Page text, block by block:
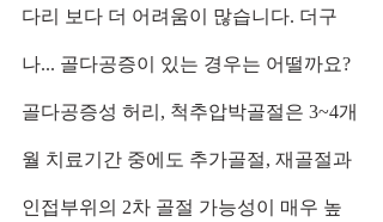
다리 보다 더 어려움이 많습니다. 더구
나... 골다공증이 있는 경우는 어떨까요?
골다공증성 허리, 척추압박골절은 3~4개
월 치료기간 중에도 추가골절, 재골절과
인접부위의 2차 골절 가능성이 매우 높